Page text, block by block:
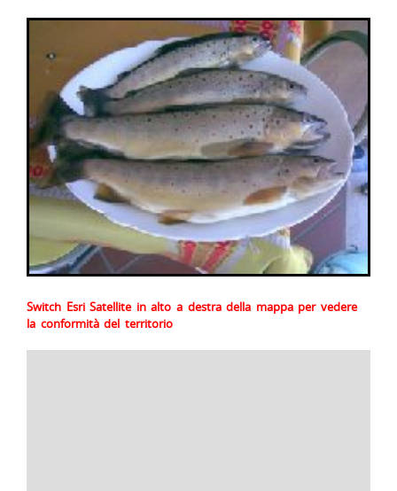
Switch Esri Satellite in alto a destra della mappa per vedere
la conformità del territorio